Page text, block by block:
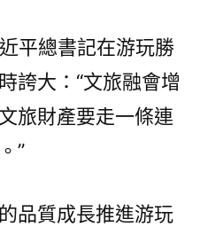
平總書記在游玩勝
誇大：“文旅融會增
旅財產要走一條連
”
品質成長推進游玩